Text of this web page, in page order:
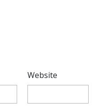
Website